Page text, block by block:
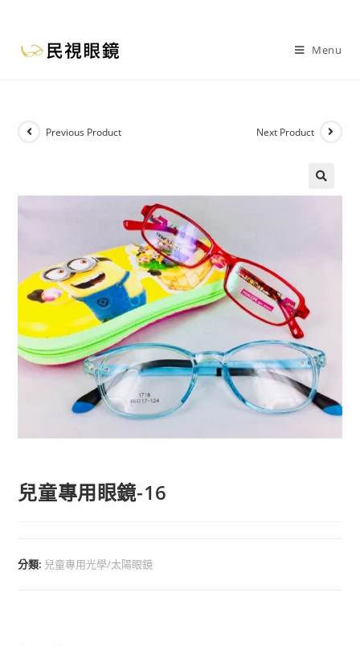
Menu
Previous Product Next Product
兒童專用眼鏡-16
分類: 兒童專用光學/太陽眼鏡